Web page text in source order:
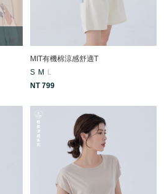
MIT有機棉涼感舒適T
S M L
NT 799